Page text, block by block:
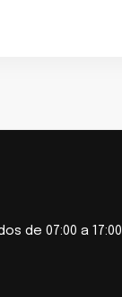
de 07:00 a 17:00